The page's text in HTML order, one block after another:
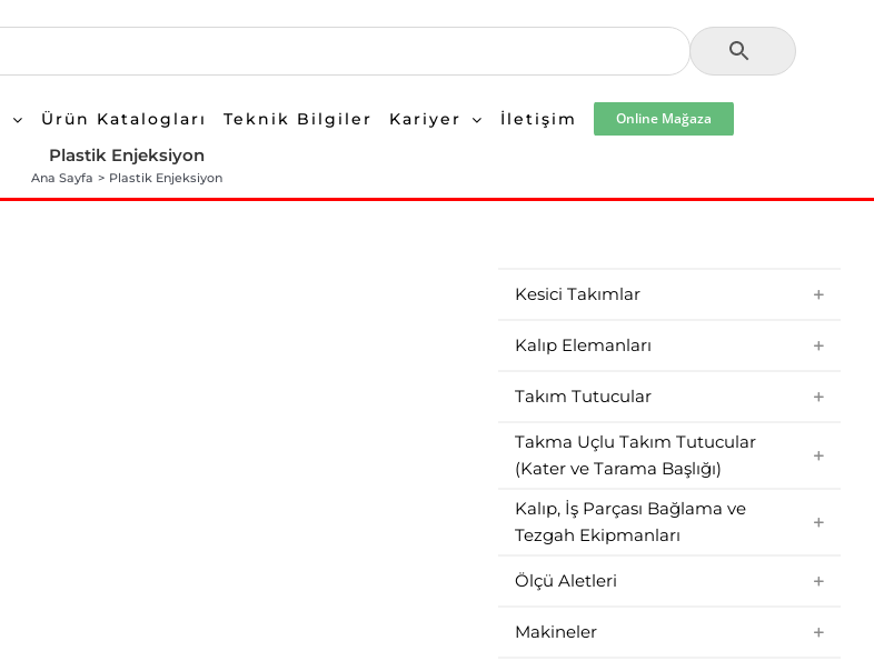
Ürün Katalogları Teknik Bilgiler Kariyer İletişim Online Mağaza
Plastik Enjeksiyon
Ana Sayfa Plastik Enjeksiyon
Kesici Takımlar
Kalıp Elemanları
Takım Tutucular
Takma Uçlu Takım Tutucular
(Kater ve Tarama Başlığı)
Kalıp, İş Parçası Bağlama ve
Tezgah Ekipmanları
Ölçü Aletleri
Makineler